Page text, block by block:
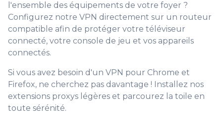
l'ensemble des équipements de votre foyer ?
Configurez notre VPN directement sur un routeur
compatible afin de protéger votre téléviseur
connecté, votre console de jeu et vos appareils
connectés.
Si vous avez besoin d'un VPN pour Chrome et
Firefox, ne cherchez pas davantage ! Installez nos
extensions proxys légères et parcourez la toile en
toute sérénité.